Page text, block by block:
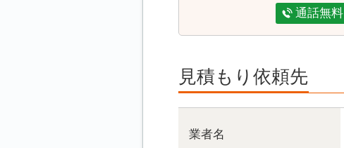
通話無料
見積もり依頼先
業者名